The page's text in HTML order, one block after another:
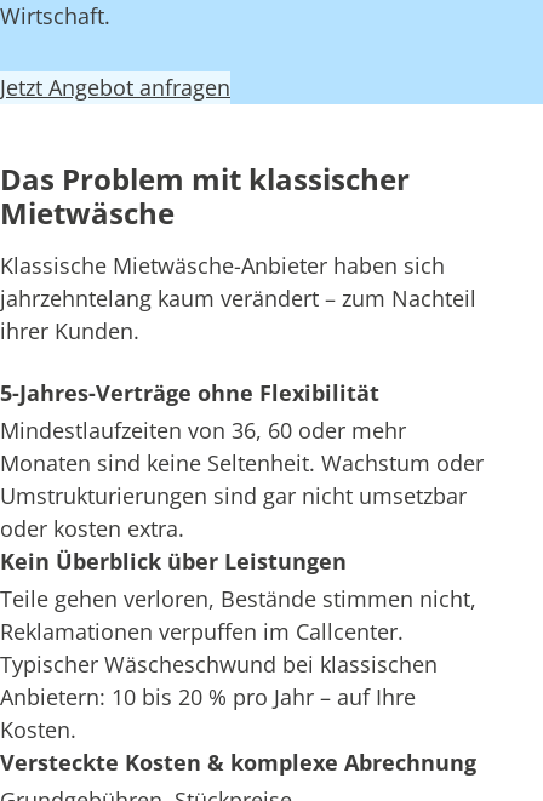
Wirtschaft.
Jetzt Angebot anfragen
Das Problem mit klassischer
Mietwäsche
Klassische Mietwäsche-Anbieter haben sich
jahrzehntelang kaum verändert – zum Nachteil
ihrer Kunden.
5-Jahres-Verträge ohne Flexibilität
Mindestlaufzeiten von 36, 60 oder mehr
Monaten sind keine Seltenheit. Wachstum oder
Umstrukturierungen sind gar nicht umsetzbar
oder kosten extra.
Kein Überblick über Leistungen
Teile gehen verloren, Bestände stimmen nicht,
Reklamationen verpuffen im Callcenter.
Typischer Wäscheschwund bei klassischen
Anbietern: 10 bis 20 % pro Jahr – auf Ihre
Kosten.
Versteckte Kosten & komplexe Abrechnung